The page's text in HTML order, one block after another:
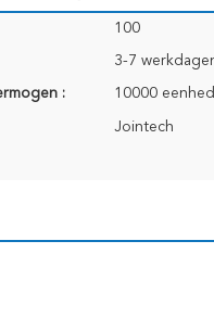
100
3-7
: 10000
Jointech